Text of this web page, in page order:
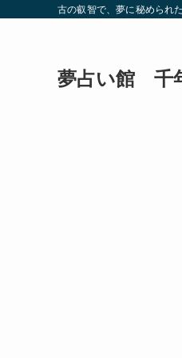
古の叡智で、夢に秘められ
夢占い館 千